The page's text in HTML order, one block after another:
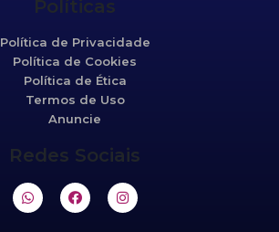
Políticas
Política de Privacidade
Política de Cookies
Política de Ética
Termos de Uso
Anuncie
Redes Sociais